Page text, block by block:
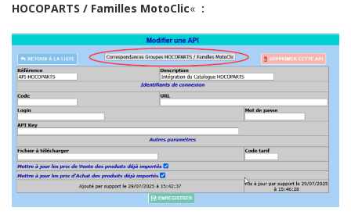
HOCOPARTS / Familles MotoClic« :